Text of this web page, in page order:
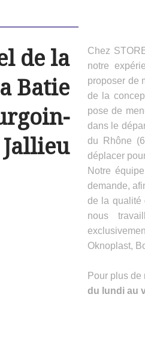
de la
Batie
Jallieu
Chez
notre
proposer de
de la
pose de
dans le
du Rhône
déplacer
Notre
demande,
de la qualité
nous
Oknoplast,
Pour plus de
du lundi au